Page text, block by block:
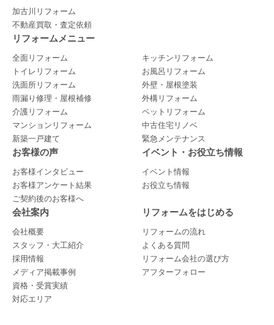
加古川リフォーム
不動産買取・査定依頼
リフォームメニュー
全面リフォーム
キッチンリフォーム
トイレリフォーム
お風呂リフォーム
洗面所リフォーム
外壁・屋根塗装
雨漏り修理・屋根補修
外構リフォーム
介護リフォーム
ペットリフォーム
マンションリフォーム
中古住宅リノベ
新築一戸建て
緊急メンテナンス
お客様の声
お客様インタビュー
お客様アンケート結果
ご契約後のお客様へ
イベント・お役立ち情報
イベント情報
お役立ち情報
会社案内
会社概要
スタッフ・大工紹介
採用情報
メディア掲載事例
資格・受賞実績
対応エリア
リフォームをはじめる
リフォームの流れ
よくある質問
リフォーム会社の選び方
アフターフォロー